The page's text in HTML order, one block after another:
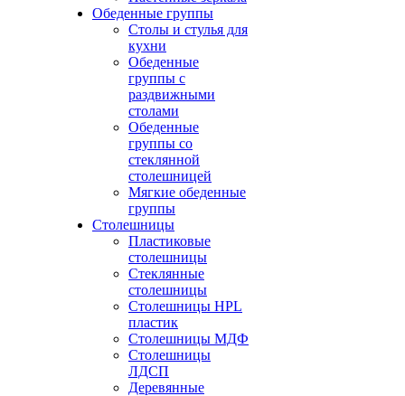
Обеденные группы
Столы и стулья для
кухни
Обеденные
группы с
раздвижными
столами
Обеденные
группы со
стеклянной
столешницей
Мягкие обеденные
группы
Столешницы
Пластиковые
столешницы
Стеклянные
столешницы
Столешницы HPL
пластик
Столешницы МДФ
Столешницы
ЛДСП
Деревянные